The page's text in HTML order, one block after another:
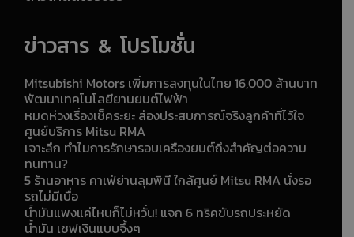
ข่าวสาร & โปรโมชั่น
Mitsubishi Motors เพิ่มการลงทุนในไทย 16,000 ล้านบาท
พัฒนาเทคโนโลยียานยนต์ไฟฟ้า
หมดห่วงเรื่องเช็คระยะ ส่องประสบการณ์จริงลูกค้าที่ไว้ใจ
ศูนย์บริการ Mitsu RMA
เจาะลึก ทำไมการรักษารอบเครื่องยนต์ถึงสำคัญต่อความ
ทนทาน?
5 ร้านอาหาร คาเฟ่ย่านลุมพินี ใกล้ศูนย์ Mitsu RMA นั่งรอ
รถไม่มีเบื่อ
น้ำมันแพงแค่ไหนก็ไม่หวั่น! แจก 6 ทริคขับรถประหยัด
น้ำมัน เซฟเงินแบบจึ้งๆ